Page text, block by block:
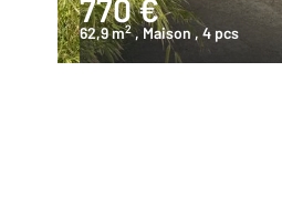
770 €
62,9 m2 , Maison , 4 pcs